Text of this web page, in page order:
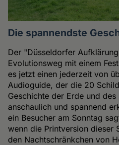
Die spannendste
Der "Düsseldorfer
Evolutionsweg mit einem
es jetzt einen jederzeit von
Audioguide, der die 20
Geschichte der Erde und
anschaulich und spannend
ein Besucher am Sonntag
wenn die Printversion dieser
den Nachtschränkchen von